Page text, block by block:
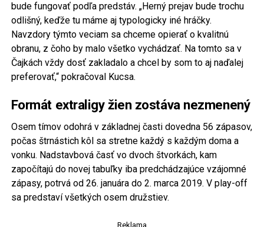
bude fungovať podľa predstáv. „Herný prejav bude trochu
odlišný, keďže tu máme aj typologicky iné hráčky.
Navzdory týmto veciam sa chceme opierať o kvalitnú
obranu, z čoho by malo všetko vychádzať. Na tomto sa v
Čajkách vždy dosť zakladalo a chcel by som to aj naďalej
preferovať,“ pokračoval Kucsa.
Formát extraligy žien zostáva nezmenený
Osem tímov odohrá v základnej časti dovedna 56 zápasov,
počas štrnástich kôl sa stretne každý s každým doma a
vonku. Nadstavbová časť vo dvoch štvorkách, kam
započítajú do novej tabuľky iba predchádzajúce vzájomné
zápasy, potrvá od 26. januára do 2. marca 2019. V play-off
sa predstaví všetkých osem družstiev.
Reklama